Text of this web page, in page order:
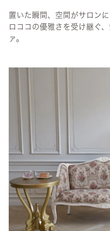
置いた瞬間、空間がサロンに
ロココの優雅さを受け継ぐ
ァ。